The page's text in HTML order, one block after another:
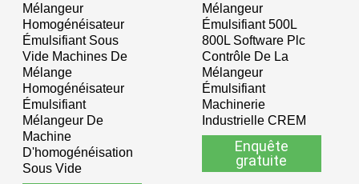
Mélangeur
Homogénéisateur
Émulsifiant Sous
Vide Machines De
Mélange
Homogénéisateur
Émulsifiant
Mélangeur De
Machine
D'homogénéisation
Sous Vide
Mélangeur
Émulsifiant 500L
800L Software Plc
Contrôle De La
Mélangeur
Émulsifiant
Machinerie
Industrielle CREM
Enquête
gratuite